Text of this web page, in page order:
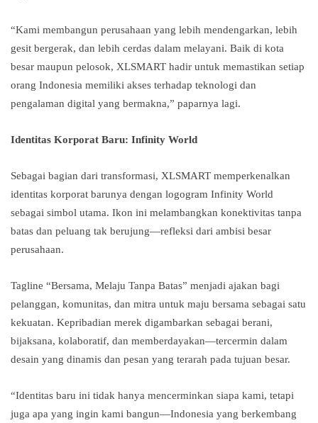
“Kami membangun perusahaan yang lebih mendengarkan, lebih
gesit bergerak, dan lebih cerdas dalam melayani. Baik di kota
besar maupun pelosok, XLSMART hadir untuk memastikan setiap
orang Indonesia memiliki akses terhadap teknologi dan
pengalaman digital yang bermakna,” paparnya lagi.
Identitas Korporat Baru: Infinity World
Sebagai bagian dari transformasi, XLSMART memperkenalkan
identitas korporat barunya dengan logogram Infinity World
sebagai simbol utama. Ikon ini melambangkan konektivitas tanpa
batas dan peluang tak berujung—refleksi dari ambisi besar
perusahaan.
Tagline “Bersama, Melaju Tanpa Batas” menjadi ajakan bagi
pelanggan, komunitas, dan mitra untuk maju bersama sebagai satu
kekuatan. Kepribadian merek digambarkan sebagai berani,
bijaksana, kolaboratif, dan memberdayakan—tercermin dalam
desain yang dinamis dan pesan yang terarah pada tujuan besar.
“Identitas baru ini tidak hanya mencerminkan siapa kami, tetapi
juga apa yang ingin kami bangun—Indonesia yang berkembang